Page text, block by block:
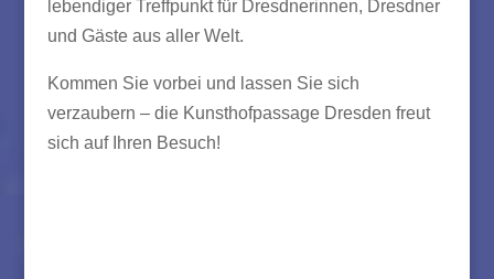
lebendiger Treffpunkt für Dresdnerinnen, Dresdner
und Gäste aus aller Welt.
Kommen Sie vorbei und lassen Sie sich
verzaubern – die Kunsthofpassage Dresden freut
sich auf Ihren Besuch!